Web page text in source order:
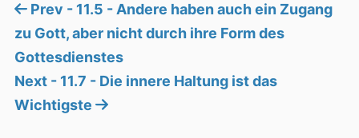
Prev - 11.5 - Andere haben auch ein Zugang
zu Gott, aber nicht durch ihre Form des
Gottesdienstes
Next - 11.7 - Die innere Haltung ist das
Wichtigste